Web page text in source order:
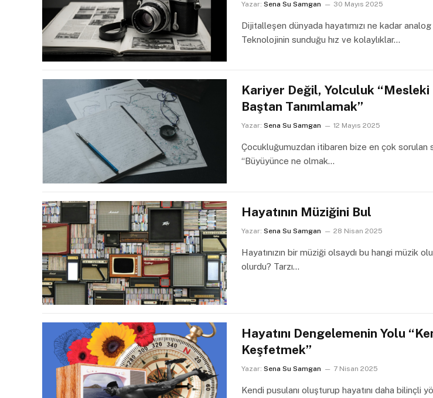
Yazar: Sena Su Samgan 30 Mayıs 2025
Dijitalleşen dünyada hayatımızı ne kadar analog
Teknolojinin sunduğu hız ve kolaylıklar…
Kariyer Değil, Yolculuk
Baştan Tanımlamak”
Yazar: Sena Su Samgan 12 Mayıs 2025
Çocukluğumuzdan itibaren bize en çok sorulan
“Büyüyünce ne olmak…
Hayatının Müziğini Bul
Yazar: Sena Su Samgan 28 Nisan 2025
Hayatınızın bir müziği olsaydı bu hangi müzik
olurdu? Tarzı…
Hayatını Dengelemenin Yolu
Keşfetmek”
Yazar: Sena Su Samgan 7 Nisan 2025
Kendi pusulanı oluşturup hayatını daha bilinçli